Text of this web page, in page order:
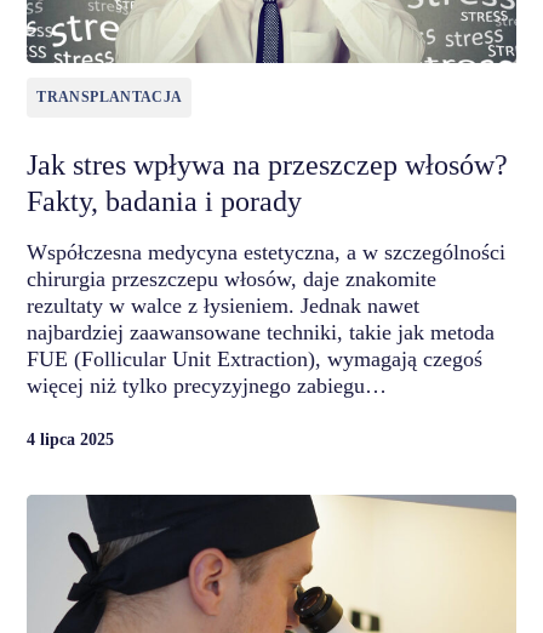
TRANSPLANTACJA
Jak stres wpływa na przeszczep włosów?
Fakty, badania i porady
Współczesna medycyna estetyczna, a w szczególności
chirurgia przeszczepu włosów, daje znakomite
rezultaty w walce z łysieniem. Jednak nawet
najbardziej zaawansowane techniki, takie jak metoda
FUE (Follicular Unit Extraction), wymagają czegoś
więcej niż tylko precyzyjnego zabiegu…
4 lipca 2025